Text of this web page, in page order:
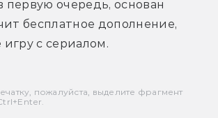
первую очередь, основан
бесплатное дополнение,
с сериалом.
пожалуйста, выделите фрагмент